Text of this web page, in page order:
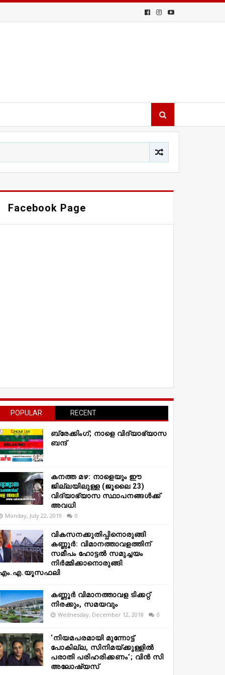
Facebook Page
POPULAR RECENT
ബ്രേക്കിംഗ്; നാളെ വിദ്യാഭ്യാസ
ബന്ദ്
കനത്ത മഴ: നാളെയും ഈ
ജില്ലയിലുള്ള (ജൂലൈ 23)
വിദ്യാഭ്യാസ സ്ഥാപനങ്ങൾക്ക്
അവധി
Monday, July 22, 2019 0
വികസനക്കുതിപ്പിനൊരുങ്ങി
കണ്ണൂർ: വിമാനത്താവളത്തിന്
സമീപം ഹോട്ടൽ സമുച്ചയം
നിർമ്മിക്കാനൊരുങ്ങി
കണ്ണൂർ വിമാനത്താവള ടിക്കറ്റ്
നിരക്കും, സമയവും
Wednesday, December 12, 2018 0
‘നിയമപരമായി മുന്നോട്ട്
പോകില്ല, സിനിമയ്ക്കുള്ളിൽ
പരാതി പരിഹരിക്കണം’; വിൻ സി
അലോഷ്യസ്